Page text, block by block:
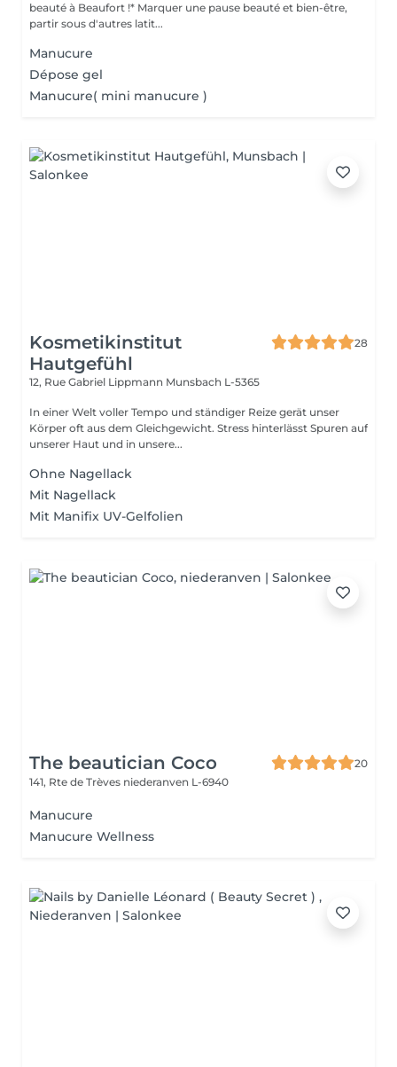
beauté à Beaufort !* Marquer une pause beauté et bien-être,
partir sous d'autres latit...
Manucure
Dépose gel
Manucure( mini manucure )
Kosmetikinstitut
Hautgefühl
28
12, Rue Gabriel Lippmann Munsbach L-5365
In einer Welt voller Tempo und ständiger Reize gerät unser
Körper oft aus dem Gleichgewicht. Stress hinterlässt Spuren auf
unserer Haut und in unsere...
Ohne Nagellack
Mit Nagellack
Mit Manifix UV-Gelfolien
The beautician Coco
20
141, Rte de Trèves niederanven L-6940
Manucure
Manucure Wellness